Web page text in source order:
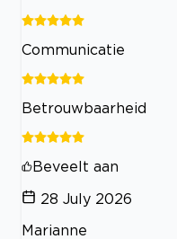
Communicatie
Betrouwbaarheid
Beveelt aan
28 July 2026
Marianne